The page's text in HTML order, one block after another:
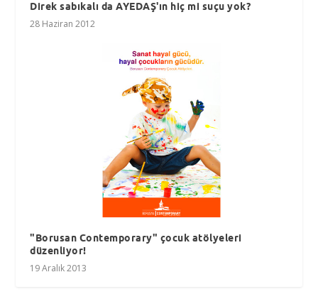
Direk sabıkalı da AYEDAŞ'ın hiç mi suçu yok?
28 Haziran 2012
"Borusan Contemporary" çocuk atölyeleri
düzenliyor!
19 Aralık 2013